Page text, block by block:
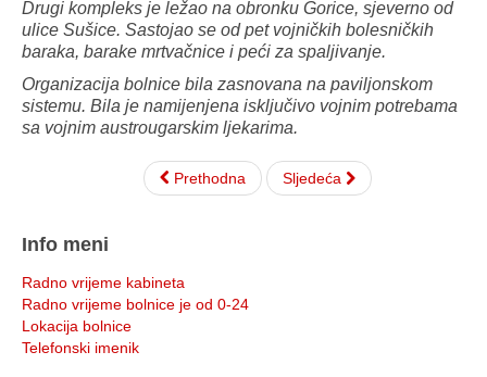
Drugi kompleks je ležao na obronku Gorice, sjeverno od
ulice Sušice. Sastojao se od pet vojničkih bolesničkih
baraka, barake mrtvačnice i peći za spaljivanje.
Organizacija bolnice bila zasnovana na paviljonskom
sistemu. Bila je namijenjena isključivo vojnim potrebama
sa vojnim austrougarskim ljekarima.
Prethodna Sljedeća
Info meni
Radno vrijeme kabineta
Radno vrijeme bolnice je od 0-24
Lokacija bolnice
Telefonski imenik